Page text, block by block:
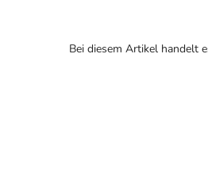
Bei diesem Artikel handelt